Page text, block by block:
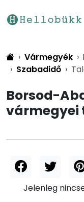
Vármegyék
Szabadidő
Borsod-
vármegyei
Jelenleg